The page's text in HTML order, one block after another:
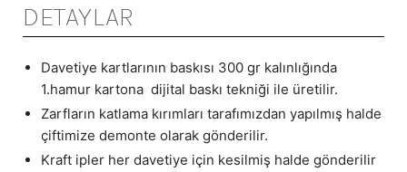
DETAYLAR
Davetiye kartlarının baskısı 300 gr kalınlığında
1.hamur kartona dijital baskı tekniği ile üretilir.
Zarfların katlama kırımları tarafımızdan yapılmış halde
çiftimize demonte olarak gönderilir.
Kraft ipler her davetiye için kesilmiş halde gönderilir